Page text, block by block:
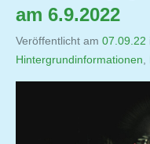
am 6.9.2022
Veröffentlicht am 07.09.22
Hintergrundinformationen,